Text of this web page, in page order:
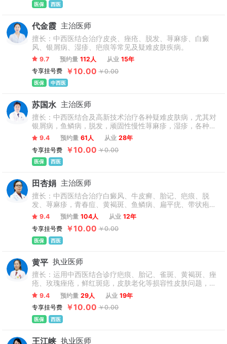
医保 西医
代金霞 主治医师
擅长：中西医结合治疗皮炎、痤疮、脱发、荨麻疹、白癜
风、银屑病、湿疹、疤痕等常见及疑难皮肤疾病。
9.7 预约量 112人 从业 15年
专享挂号费
￥10.00 ￥0.00
医保 中西医
苏国水 主治医师
擅长：中西医结合及高新技术治疗各种疑难皮肤病，尤其对
银屑病，鱼鳞病，脱发，顽固性慢性荨麻疹，湿疹，各种皮
炎，痤疮等皮肤病的诊治造诣深厚，深受患者赞誉。
9.4 预约量 61人 从业 28年
专享挂号费
￥10.00 ￥0.00
医保 西医
田杏娟 主治医师
擅长：中西医结合治疗白癜风、牛皮癣、胎记、疤痕、脱
发、荨麻疹，青春痘、黄褐斑、鱼鳞病、扁平疣、带状疱
疹、瘙痒症、湿疹、过敏等各种皮肤疾病。对皮肤医学美容
有深入的研究和丰富的临床经验。
9.4 预约量 104人 从业 12年
专享挂号费
￥10.00 ￥0.00
医保 西医
黄平 执业医师
擅长：运用中西医结合诊疗疤痕、胎记、雀斑、黄褐斑、痤
疮、玫瑰痤疮，鲜红斑痣，皮肤老化等损容性皮肤问题，对
过敏性皮肤病、湿疹、皮炎、皮肤血管炎等变态反应性疾病
方面也有相当的诊疗经验。
9.4 预约量 29人 从业 19年
专享挂号费
￥10.00 ￥0.00
医保 西医
王江峡 执业医师